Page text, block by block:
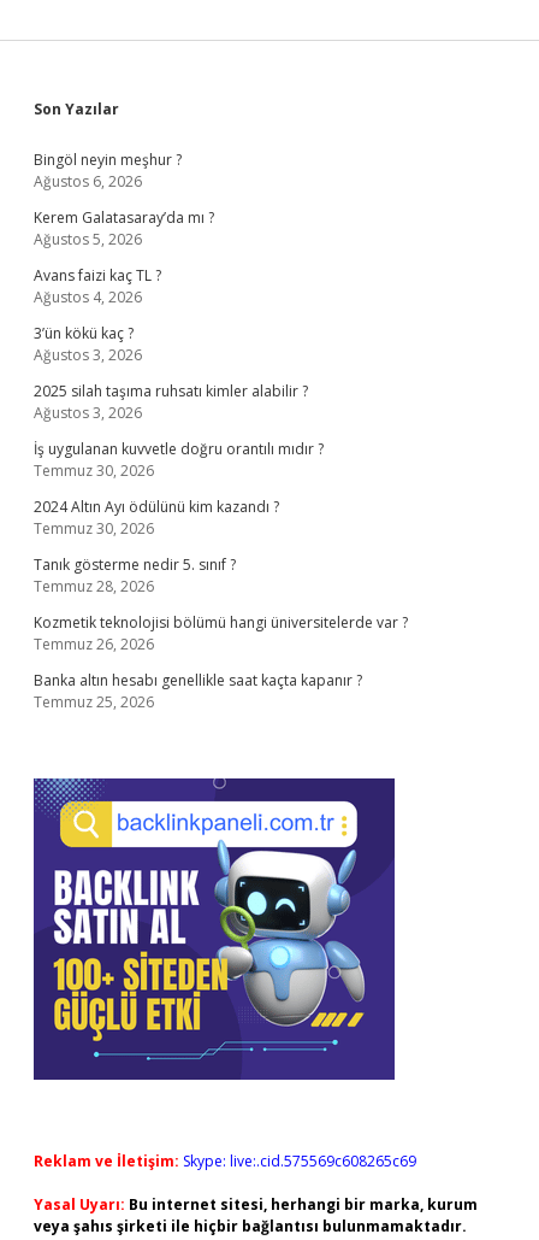
Sidebar
Son Yazılar
Bingöl neyin meşhur ?
Ağustos 6, 2026
Kerem Galatasaray’da mı ?
Ağustos 5, 2026
Avans faizi kaç TL ?
Ağustos 4, 2026
3’ün kökü kaç ?
Ağustos 3, 2026
2025 silah taşıma ruhsatı kimler alabilir ?
Ağustos 3, 2026
İş uygulanan kuvvetle doğru orantılı mıdır ?
Temmuz 30, 2026
2024 Altın Ayı ödülünü kim kazandı ?
Temmuz 30, 2026
Tanık gösterme nedir 5. sınıf ?
Temmuz 28, 2026
Kozmetik teknolojisi bölümü hangi üniversitelerde var ?
Temmuz 26, 2026
Banka altın hesabı genellikle saat kaçta kapanır ?
Temmuz 25, 2026
Reklam ve İletişim: Skype: live:.cid.575569c608265c69
Yasal Uyarı: Bu internet sitesi, herhangi bir marka, kurum
veya şahıs şirketi ile hiçbir bağlantısı bulunmamaktadır.